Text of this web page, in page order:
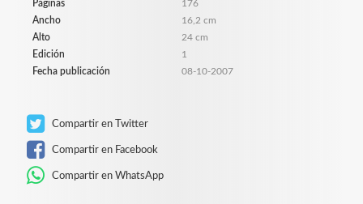
Páginas
176
Ancho
16,2 cm
Alto
24 cm
Edición
1
Fecha publicación
08-10-2007
Compartir en Twitter
Compartir en Facebook
Compartir en WhatsApp